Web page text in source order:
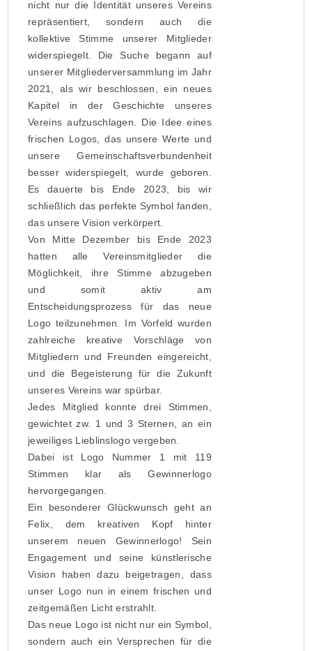
nicht nur die Identität unseres Vereins
repräsentiert, sondern auch die
kollektive Stimme unserer Mitglieder
widerspiegelt. Die Suche begann auf
unserer Mitgliederversammlung im Jahr
2021, als wir beschlossen, ein neues
Kapitel in der Geschichte unseres
Vereins aufzuschlagen. Die Idee eines
frischen Logos, das unsere Werte und
unsere Gemeinschaftsverbundenheit
besser widerspiegelt, wurde geboren.
Es dauerte bis Ende 2023, bis wir
schließlich das perfekte Symbol fanden,
das unsere Vision verkörpert.
Von Mitte Dezember bis Ende 2023
hatten alle Vereinsmitglieder die
Möglichkeit, ihre Stimme abzugeben
und somit aktiv am
Entscheidungsprozess für das neue
Logo teilzunehmen. Im Vorfeld wurden
zahlreiche kreative Vorschläge von
Mitgliedern und Freunden eingereicht,
und die Begeisterung für die Zukunft
unseres Vereins war spürbar.
Jedes Mitglied konnte drei Stimmen,
gewichtet zw. 1 und 3 Sternen, an ein
jeweiliges Lieblinslogo vergeben.
Dabei ist Logo Nummer 1 mit 119
Stimmen klar als Gewinnerlogo
hervorgegangen.
Ein besonderer Glückwunsch geht an
Felix, dem kreativen Kopf hinter
unserem neuen Gewinnerlogo! Sein
Engagement und seine künstlerische
Vision haben dazu beigetragen, dass
unser Logo nun in einem frischen und
zeitgemäßen Licht erstrahlt.
Das neue Logo ist nicht nur ein Symbol,
sondern auch ein Versprechen für die